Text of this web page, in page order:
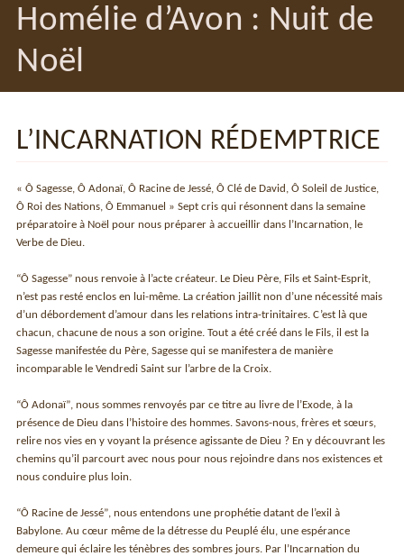
Homélie d’Avon : Nuit de
Noël
L’INCARNATION RÉDEMPTRICE
« Ô Sagesse, Ô Adonaï, Ô Racine de Jessé, Ô Clé de David, Ô Soleil de Justice,
Ô Roi des Nations, Ô Emmanuel » Sept cris qui résonnent dans la semaine
préparatoire à Noël pour nous préparer à accueillir dans l’Incarnation, le
Verbe de Dieu.
“Ô Sagesseˮ nous renvoie à l’acte créateur. Le Dieu Père, Fils et Saint-Esprit,
n’est pas resté enclos en lui-même. La création jaillit non d’une nécessité mais
d’un débordement d’amour dans les relations intra-trinitaires. C’est là que
chacun, chacune de nous a son origine. Tout a été créé dans le Fils, il est la
Sagesse manifestée du Père, Sagesse qui se manifestera de manière
incomparable le Vendredi Saint sur l’arbre de la Croix.
“Ô Adonaïˮ, nous sommes renvoyés par ce titre au livre de l’Exode, à la
présence de Dieu dans l’histoire des hommes. Savons-nous, frères et sœurs,
relire nos vies en y voyant la présence agissante de Dieu ? En y découvrant les
chemins qu’il parcourt avec nous pour nous rejoindre dans nos existences et
nous conduire plus loin.
“Ô Racine de Jesséˮ, nous entendons une prophétie datant de l’exil à
Babylone. Au cœur même de la détresse du Peuplé élu, une espérance
demeure qui éclaire les ténèbres des sombres jours. Par l’Incarnation du